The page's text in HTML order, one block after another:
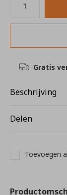
Gratis
Beschrijving
Delen
Toevoegen